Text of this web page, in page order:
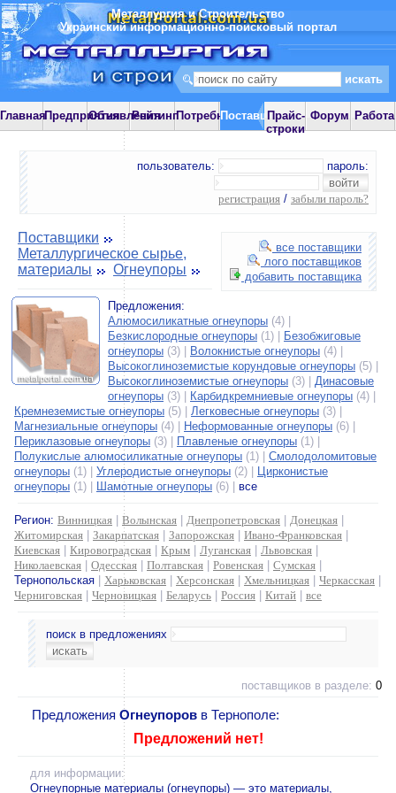
Металлургия и Строительство
Украинский информационно-поисковый портал
ГлавнаяПредприятияОбъявления
РейтингПотребностиПоставщики
Прайс-
строки
Форум Работа
пользователь: пароль:
регистрация / забыли пароль?
все поставщики
лого поставщиков
добавить поставщика
Поставщики
Металлургическое сырье,
материалы
Огнеупоры
Предложения:
Алюмосиликатные огнеупоры (4) |
Безкислородные огнеупоры (1) |
Безобжиговые
огнеупоры (3) | Волокнистые огнеупоры (4) |
Высокоглиноземистые корундовые огнеупоры (5) |
Высокоглиноземистые огнеупоры (3) | Динасовые
огнеупоры (3) | Карбидкремниевые огнеупоры (4) |
Кремнеземистые огнеупоры (5) | Легковесные огнеупоры (3) |
Магнезиальные огнеупоры (4) | Неформованные огнеупоры (6) |
Периклазовые огнеупоры (3) | Плавленые огнеупоры (1) |
Полукислые алюмосиликатные огнеупоры (1) | Смолодоломитовые
огнеупоры (1) | Углеродистые огнеупоры (2) |
Цирконистые
огнеупоры (1) | Шамотные огнеупоры (6) | все
Регион: Винницкая Волынская Днепропетровская Донецкая
Житомирская
Закарпатская Запорожская Ивано-Франковская
Киевская
Кировоградская Крым Луганская Львовская
Николаевская
Одесская Полтавская Ровенская Сумская
Тернопольская
Харьковская Херсонская Хмельницкая Черкасская
Черниговская
Черновицкая Беларусь Россия Китай все
поиск в предложениях
поставщиков в разделе: 0
Предложения Огнеупоров в Тернополе:
Предложений нет!
для информации:
Огнеупорные материалы (огнеупоры) — это материалы,